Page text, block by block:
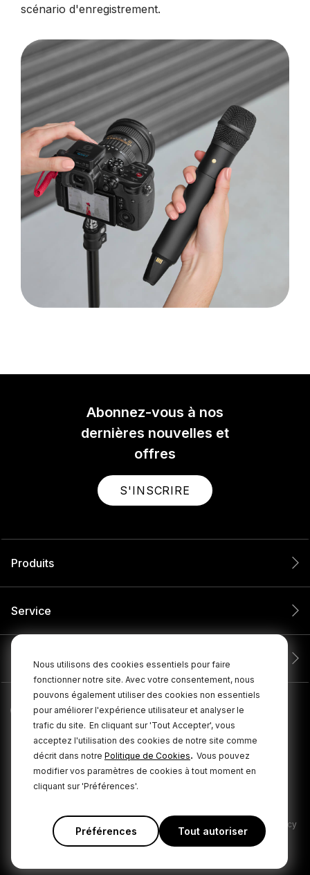
Nous utilisons des cookies essentiels pour faire
fonctionner notre site. Avec votre consentement, nous
pouvons également utiliser des cookies non essentiels
pour améliorer l'expérience utilisateur et analyser le
trafic du site. En cliquant sur 'Tout Accepter', vous
acceptez l'utilisation des cookies de notre site comme
décrit dans notre Politique de Cookies. Vous pouvez
modifier vos paramètres de cookies à tout moment en
cliquant sur 'Préférences'.
Préférences Tout autoriser
scénario d'enregistrement.
Abonnez-vous à nos
dernières nouvelles et
offres
S'INSCRIRE
Produits
Service
Entreprise
Politique de confidentialité Conditions générales Cookie Policy